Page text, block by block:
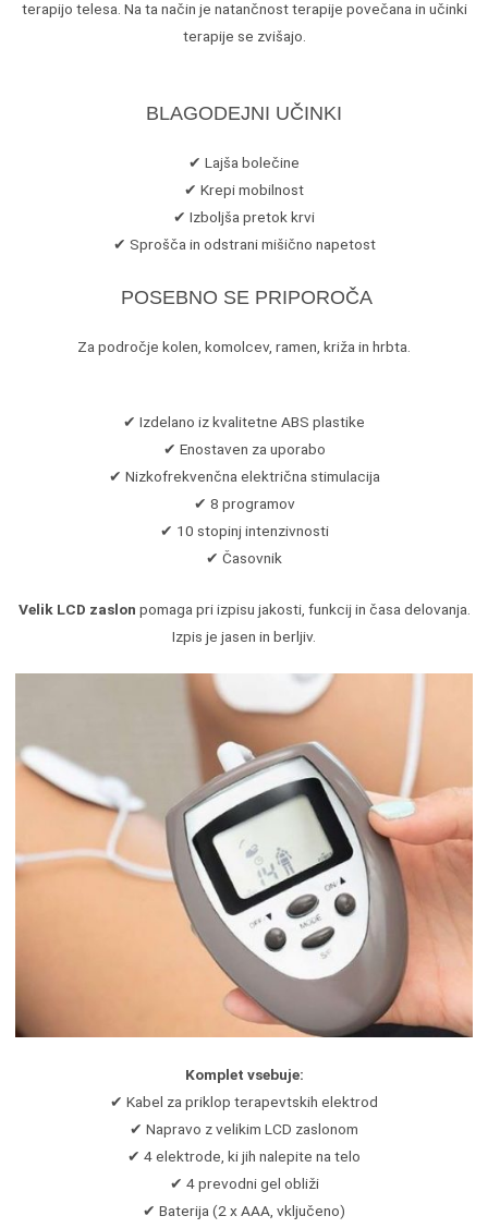
terapijo telesa. Na ta način je natančnost terapije povečana in učinki
terapije se zvišajo.
BLAGODEJNI UČINKI
✔ Lajša bolečine
✔ Krepi mobilnost
✔ Izboljša pretok krvi
✔ Sprošča in odstrani mišično napetost
POSEBNO SE PRIPOROČA
Za področje kolen, komolcev, ramen, križa in hrbta.
✔ Izdelano iz kvalitetne ABS plastike
✔ Enostaven za uporabo
✔ Nizkofrekvenčna električna stimulacija
✔ 8 programov
✔ 10 stopinj intenzivnosti
✔ Časovnik
Velik LCD zaslon pomaga pri izpisu jakosti, funkcij in časa delovanja.
Izpis je jasen in berljiv.
Komplet vsebuje:
✔ Kabel za priklop terapevtskih elektrod
✔ Napravo z velikim LCD zaslonom
✔ 4 elektrode, ki jih nalepite na telo
✔ 4 prevodni gel obliži
✔ Baterija (2 x AAA, vključeno)